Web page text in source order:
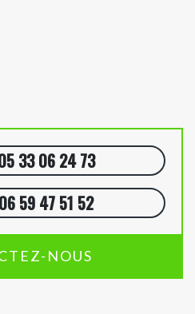
33 06 24 73
06 59 47 51 52
NOUS